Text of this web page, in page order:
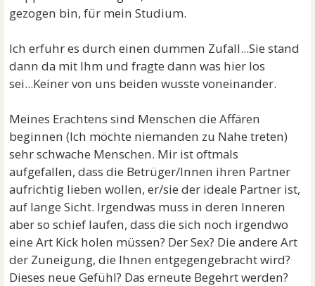
gezogen bin, für mein Studium.
Ich erfuhr es durch einen dummen Zufall...Sie stand
dann da mit Ihm und fragte dann was hier los
sei...Keiner von uns beiden wusste voneinander.
Meines Erachtens sind Menschen die Affären
beginnen (Ich möchte niemanden zu Nahe treten)
sehr schwache Menschen. Mir ist oftmals
aufgefallen, dass die Betrüger/Innen ihren Partner
aufrichtig lieben wollen, er/sie der ideale Partner ist,
auf lange Sicht. Irgendwas muss in deren Inneren
aber so schief laufen, dass die sich noch irgendwo
eine Art Kick holen müssen? Der Sex? Die andere Art
der Zuneigung, die Ihnen entgegengebracht wird?
Dieses neue Gefühl? Das erneute Begehrt werden?